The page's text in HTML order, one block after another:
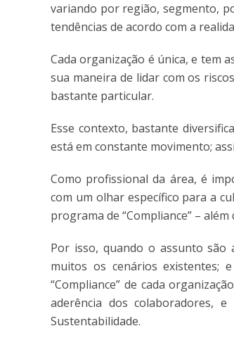
variando por região, segmento,
tendências de acordo com a
Cada organização é única, e tem
sua maneira de lidar com os
bastante particular.
Esse contexto, bastante
está em constante movimento;
Como profissional da área, é
com um olhar específico para a
programa de “Compliance” –
Por isso, quando o assunto são
muitos os cenários existentes;
“Compliance” de cada
aderência dos colaboradores,
Sustentabilidade.